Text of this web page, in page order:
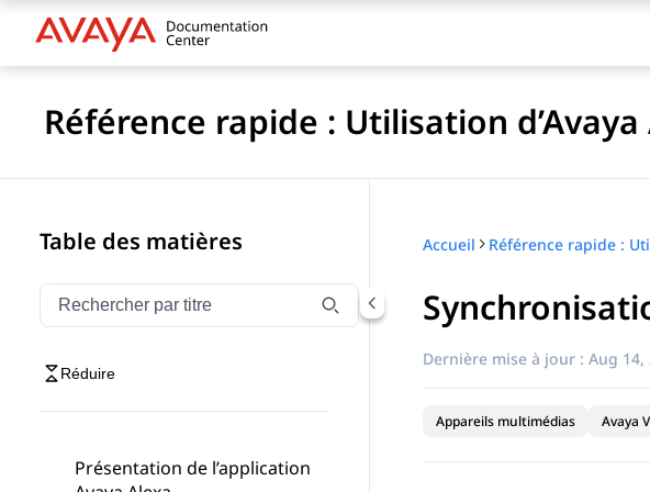
Référence rapide : Utilisation
Table des matières
Filtrer la navigation par titre
Saisissez pour filtrer les éléments de navigation par titre
Réduire
Présentation de l’application
Accueil
Dernière mise à jour : Aug 14,
Appareils multimédias Avaya